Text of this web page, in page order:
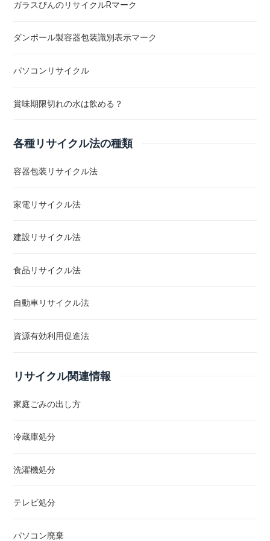
ガラスびんのリサイクルRマーク
ダンボール製容器包装識別表示マーク
パソコンリサイクル
賞味期限切れの水は飲める？
各種リサイクル法の種類
容器包装リサイクル法
家電リサイクル法
建設リサイクル法
食品リサイクル法
自動車リサイクル法
資源有効利用促進法
リサイクル関連情報
家庭ごみの出し方
冷蔵庫処分
洗濯機処分
テレビ処分
パソコン廃棄